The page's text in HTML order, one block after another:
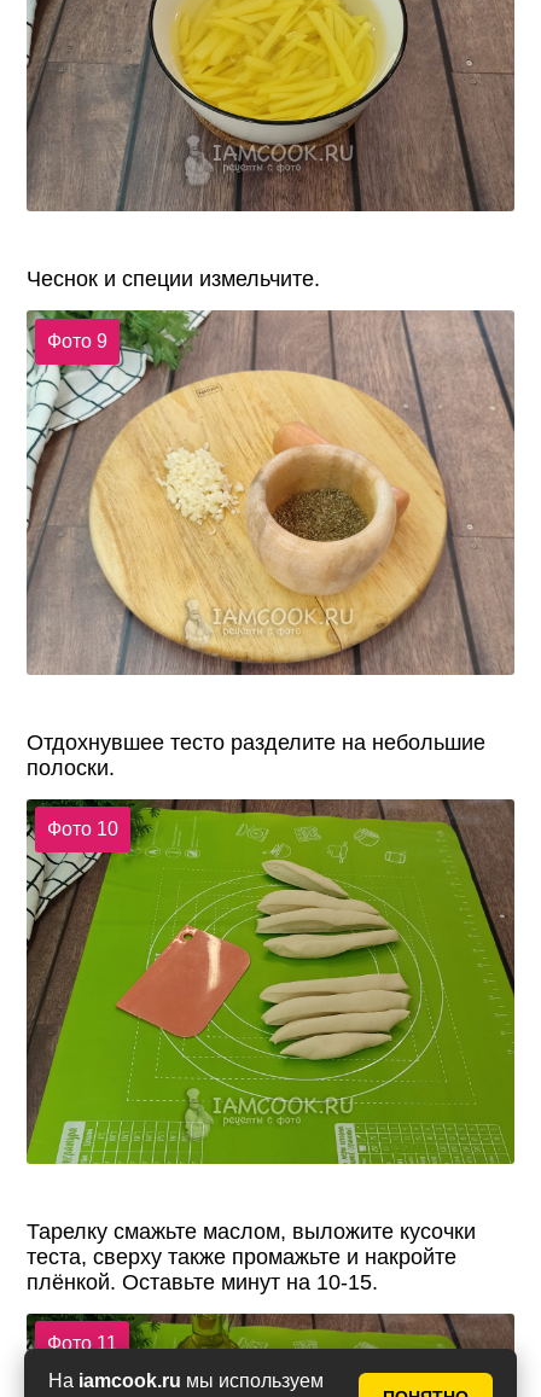
На iamcook.ru мы используем
Чеснок и специи измельчите.
Фото 9
Отдохнувшее тесто разделите на небольшие
полоски.
Фото 10
Тарелку смажьте маслом, выложите кусочки
теста, сверху также промажьте и накройте
плёнкой. Оставьте минут на 10-15.
Фото 11